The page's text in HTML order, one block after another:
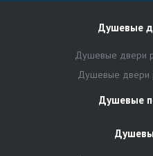
Душевые
Душевые двери
Душевые двери
Душевые